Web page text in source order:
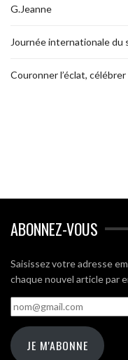
G.Jeanne
Journée internationale du
Couronner l’éclat, célébrer
ABONNEZ-VOUS
Saisissez votre adresse
chaque nouvel article par
nom@gmail.com
JE M'ABONNE